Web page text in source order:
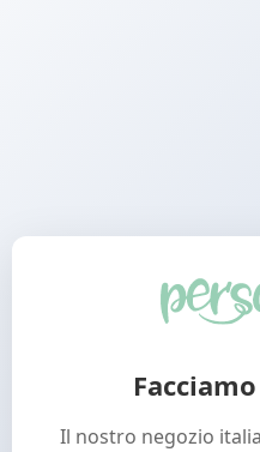
Il nostro negozio